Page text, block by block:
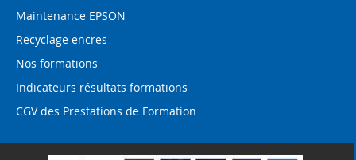
Maintenance EPSON
Recyclage encres
Nos formations
Indicateurs résultats formations
CGV des Prestations de Formation